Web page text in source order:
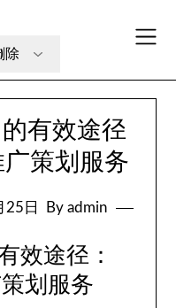
除
有效途径
策划服务
25日 By admin
效途径：
划服务